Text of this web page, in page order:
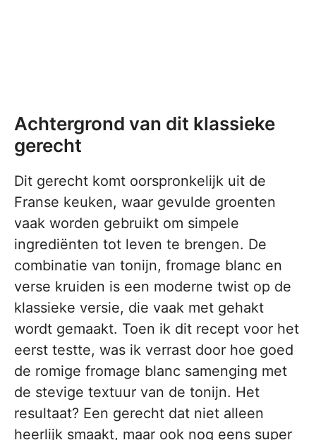
Achtergrond van dit klassieke
gerecht
Dit gerecht komt oorspronkelijk uit de
Franse keuken, waar gevulde groenten
vaak worden gebruikt om simpele
ingrediënten tot leven te brengen. De
combinatie van tonijn, fromage blanc en
verse kruiden is een moderne twist op de
klassieke versie, die vaak met gehakt
wordt gemaakt. Toen ik dit recept voor het
eerst testte, was ik verrast door hoe goed
de romige fromage blanc samenging met
de stevige textuur van de tonijn. Het
resultaat? Een gerecht dat niet alleen
heerlijk smaakt, maar ook nog eens super